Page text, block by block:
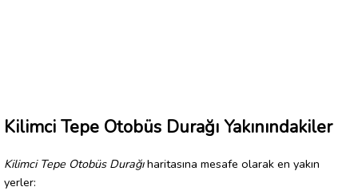
Kilimci Tepe Otobüs Durağı Yakınındakiler
Kilimci Tepe Otobüs Durağıharitasına mesafe olarak en yakın
yerler: